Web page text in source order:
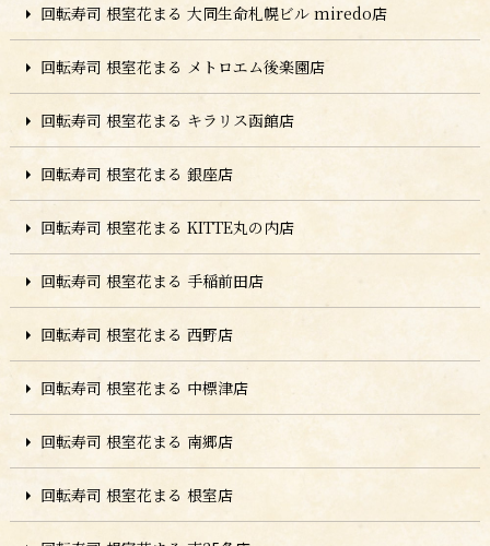
回転寿司 根室花まる 大同生命札幌ビル miredo店
回転寿司 根室花まる メトロエム後楽園店
回転寿司 根室花まる キラリス函館店
回転寿司 根室花まる 銀座店
回転寿司 根室花まる KITTE丸の内店
回転寿司 根室花まる 手稲前田店
回転寿司 根室花まる 西野店
回転寿司 根室花まる 中標津店
回転寿司 根室花まる 南郷店
回転寿司 根室花まる 根室店